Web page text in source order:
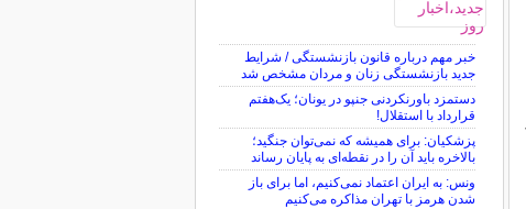
خبر مهم درباره قانون بازنشستگی / شرایط
جدید بازنشستگی زنان و مردان مشخص شد
دستمزد باورنکردنی جنپو در یونان؛ یک‌هفتم
قرارداد با استقلال!
پزشکیان: برای همیشه که نمی‌توان جنگید؛
بالاخره باید آن را در نقطه‌ای به پایان رساند
ونس: به ایران اعتماد نمی‌کنیم، اما برای باز
شدن هرمز با تهران مذاکره می‌کنیم